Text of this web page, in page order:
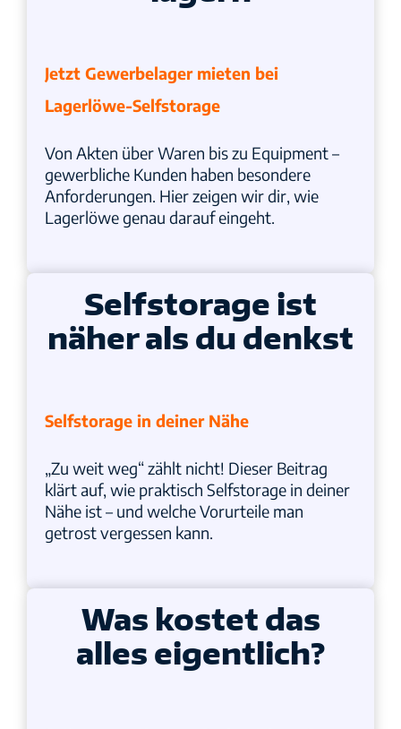
Jetzt Gewerbelager mieten bei
Lagerlöwe-Selfstorage
Von Akten über Waren bis zu Equipment –
gewerbliche Kunden haben besondere
Anforderungen. Hier zeigen wir dir, wie
Lagerlöwe genau darauf eingeht.
Selfstorage ist
näher als du denkst
Selfstorage in deiner Nähe
„Zu weit weg“ zählt nicht! Dieser Beitrag
klärt auf, wie praktisch Selfstorage in deiner
Nähe ist – und welche Vorurteile man
getrost vergessen kann.
Was kostet das
alles eigentlich?